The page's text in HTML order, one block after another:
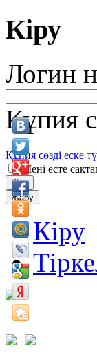
Кіру
Логин
Құпия
Құпия сөзді еске
Мені есте
Кіру
Жабу
Кіру